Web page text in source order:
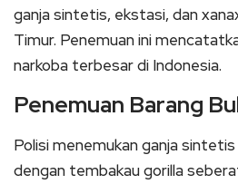
ganja sintetis, ekstasi, dan
Timur. Penemuan ini
narkoba terbesar di Indonesia.
Penemuan Barang
Polisi menemukan ganja
dengan tembakau gorilla